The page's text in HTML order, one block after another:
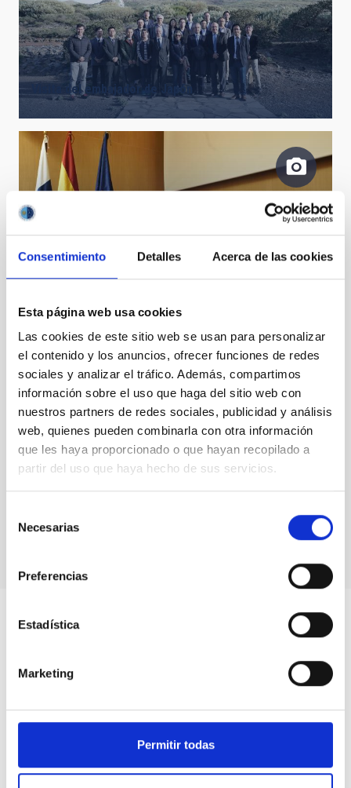
Consentimiento Detalles Acerca de las cookies
Esta página web usa cookies
Las cookies de este sitio web se usan para personalizar
el contenido y los anuncios, ofrecer funciones de redes
sociales y analizar el tráfico. Además, compartimos
información sobre el uso que haga del sitio web con
nuestros partners de redes sociales, publicidad y análisis
web, quienes pueden combinarla con otra información
que les haya proporcionado o que hayan recopilado a
partir del uso que haya hecho de sus servicios.
Necesarias
Preferencias
Estadística
Marketing
Permitir todas
Visita del embajador de Japón
Governing Council
Actividades con niños y niñas saharauis en el MCC y